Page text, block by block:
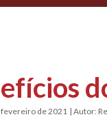
fevereiro de 2021 | Autor: